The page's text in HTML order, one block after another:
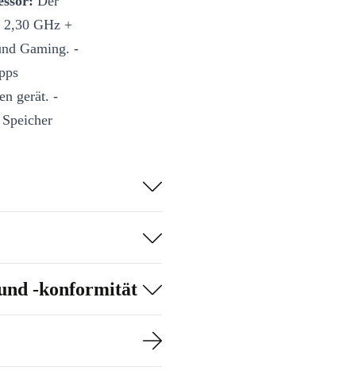
2,30 GHz +
Gaming. -
gerät. -
und
Display:
Auflösung
in der
unterwegs
-konformität